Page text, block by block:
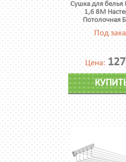
Сушка для белья
1,6 8М
Потолочная
Под
Цена: